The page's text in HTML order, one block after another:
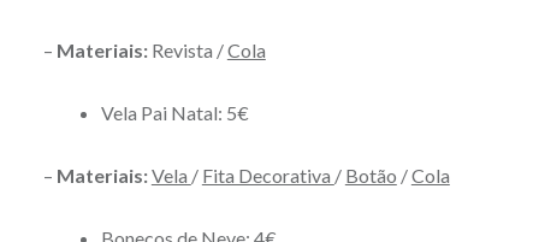
– Materiais:Revista /Cola
Vela Pai Natal: 5€
– Materiais:Vela / Fita Decorativa / Botão /Cola